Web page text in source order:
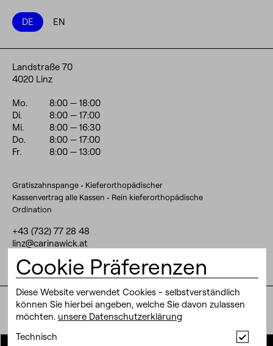
DE EN
Landstraße 70
4020 Linz
Mo. 8:00 — 18:00
Di.
8:00 — 17:00
Mi.
8:00 — 16:30
Do.
8:00 — 17:00
Fr.
8:00 — 13:00
Gratiszahnspange • Kieferorthopädischer
Kassenvertrag alle Kassen • Rein kieferorthopädische
Ordination
+43 (732) 77 28 48
linz@carinawick.at
© 2026 | Carina Wick |Branding by KR8 Bureau |Design +
Code by FF Office
Cookie Präferenzen
Diese Website verwendet Cookies - selbstverständlich
können Sie hierbei angeben, welche Sie davon zulassen
möchten. unsere Datenschutzerklärung
Technisch